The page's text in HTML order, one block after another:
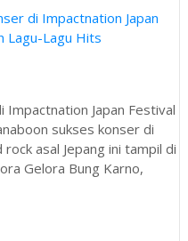
Impactnation Japan Festival
sukses konser di
asal Jepang ini tampil di
Gelora Bung Karno,